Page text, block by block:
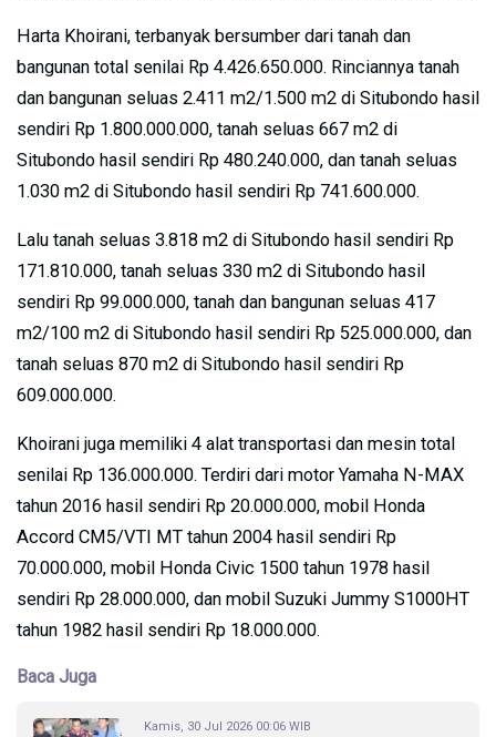
Harta Khoirani, terbanyak bersumber dari tanah dan
bangunan total senilai Rp 4.426.650.000. Rinciannya tanah
dan bangunan seluas 2.411 m2/1.500 m2 di Situbondo hasil
sendiri Rp 1.800.000.000, tanah seluas 667 m2 di
Situbondo hasil sendiri Rp 480.240.000, dan tanah seluas
1.030 m2 di Situbondo hasil sendiri Rp 741.600.000.
Lalu tanah seluas 3.818 m2 di Situbondo hasil sendiri Rp
171.810.000, tanah seluas 330 m2 di Situbondo hasil
sendiri Rp 99.000.000, tanah dan bangunan seluas 417
m2/100 m2 di Situbondo hasil sendiri Rp 525.000.000, dan
tanah seluas 870 m2 di Situbondo hasil sendiri Rp
609.000.000.
Khoirani juga memiliki 4 alat transportasi dan mesin total
senilai Rp 136.000.000. Terdiri dari motor Yamaha N-MAX
tahun 2016 hasil sendiri Rp 20.000.000, mobil Honda
Accord CM5/VTI MT tahun 2004 hasil sendiri Rp
70.000.000, mobil Honda Civic 1500 tahun 1978 hasil
sendiri Rp 28.000.000, dan mobil Suzuki Jummy S1000HT
tahun 1982 hasil sendiri Rp 18.000.000.
Baca Juga
Kamis, 30 Jul 2026 00:06 WIB